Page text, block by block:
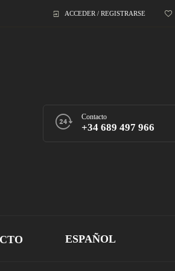
ACCEDER / REGISTRARSE
Contacto
+34 689 497 966
ESPAÑOL